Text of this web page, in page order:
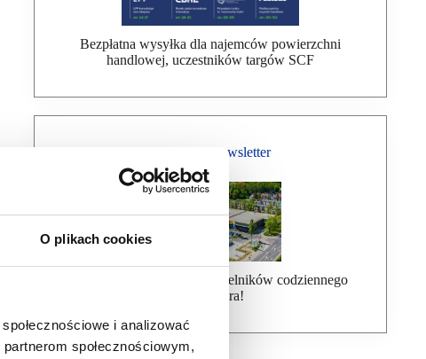
O plikach cookies
i analizować
społecznościowym,
Bezpłatna wysyłka dla najemców powierzchni
handlowej, uczestników targów SCF
Bezpłatny Newsletter
Dołącz do ponad 7000 czytelników codziennego
newslettera!